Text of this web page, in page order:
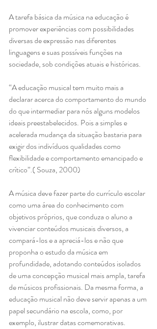
A tarefa básica da música na educação é
promover experiências com possibilidades
diversas de expressão nas diferentes
linguagens e suas possíveis funções na
sociedade, sob condições atuais e históricas.
“A educação musical tem muito mais a
declarar acerca do comportamento do mundo
do que intermediar para nós alguns modelos
ideais preestabelecidos. Pois a simples e
acelerada mudança da situação bastaria para
exigir dos indivíduos qualidades como
flexibilidade e comportamento emancipado e
crítico”.( Souza, 2000)
A música deve fazer parte do currículo escolar
como uma área do conhecimento com
objetivos próprios, que conduza o aluno a
vivenciar conteúdos musicais diversos, a
compará-los e a apreciá-los e não que
proponha o estudo da música em
profundidade, adotando conteúdos isolados
de uma concepção musical mais ampla, tarefa
de músicos profissionais. Da mesma forma, a
educação musical não deve servir apenas a um
papel secundário na escola, como, por
exemplo, ilustrar datas comemorativas.